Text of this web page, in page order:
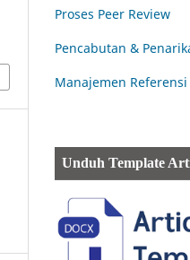
Proses Peer Review
Pencabutan &
Manajemen Referensi
Unduh Template